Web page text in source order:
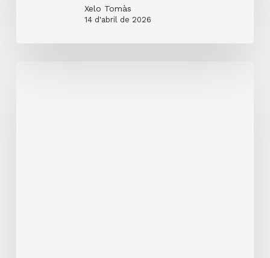
Xelo Tomàs
14 d'abril de 2026